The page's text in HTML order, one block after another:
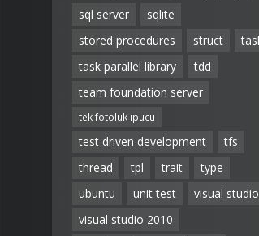
sql server
sqlite
stored procedures
struct
task parallel library
tdd
team foundation server
tek fotoluk ipucu
test driven development
tfs
thread
tpl trait
type
ubuntu
unit test
visual studio
visual studio 2010